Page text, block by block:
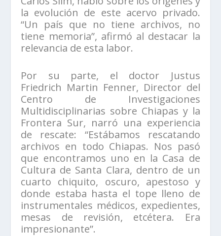
la evolución de este acervo privado.
“Un país que no tiene archivos, no
tiene memoria”, afirmó al destacar la
relevancia de esta labor.
Por su parte, el doctor Justus
Friedrich Martin Fenner, Director del
Centro de Investigaciones
Multidisciplinarias sobre Chiapas y la
Frontera Sur, narró una experiencia
de rescate: “Estábamos rescatando
archivos en todo Chiapas. Nos pasó
que encontramos uno en la Casa de
Cultura de Santa Clara, dentro de un
cuarto chiquito, oscuro, apestoso y
donde estaba hasta el tope lleno de
instrumentales médicos, expedientes,
mesas de revisión, etcétera. Era
impresionante”.